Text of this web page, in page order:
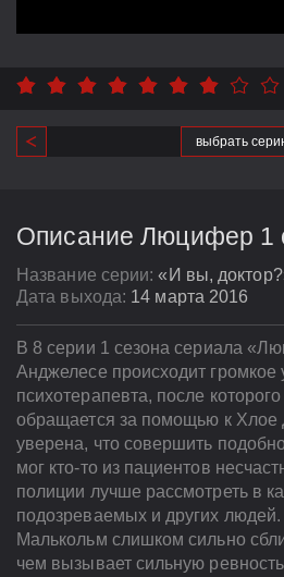
выбрать
Описание Люцифер 1
Название серии:«И вы,
Дата выхода: 14 марта 2016
В 8 серии 1 сезона сериала
Анджелесе происходит громкое
психотерапевта, после
обращается за помощью к
уверена, что совершить
мог кто-то из пациентов
полиции лучше рассмотреть в
подозреваемых и других людей.
Малькольм слишком сильно
чем вызывает сильную